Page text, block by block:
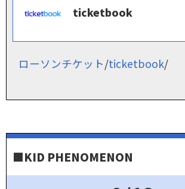
ticketbook
ローソンチケット/ticketbook/
■KID PHENOMENON